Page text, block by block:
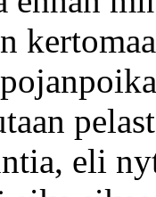
eli